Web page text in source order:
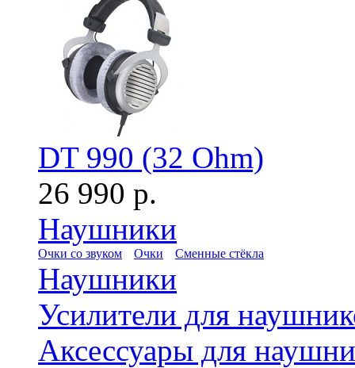
DT 990 (32 Ohm)
26 990 р.
Наушники
Очки со звуком Очки Сменные стёкла
Наушники
Усилители для
Аксессуары для